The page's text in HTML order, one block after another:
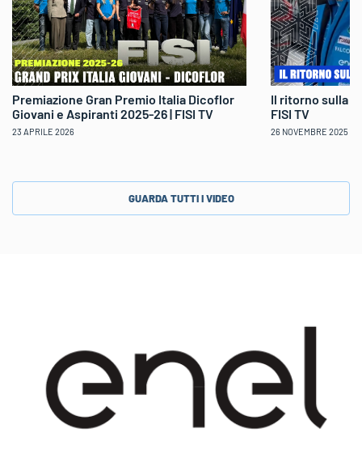
Premiazione Gran Premio Italia Dicoflor
Giovani e Aspiranti 2025-26 | FISI TV
23 APRILE 2026
Il ritorno sulla
FISI TV
26 NOVEMBRE 2025
GUARDA TUTTI I VIDEO